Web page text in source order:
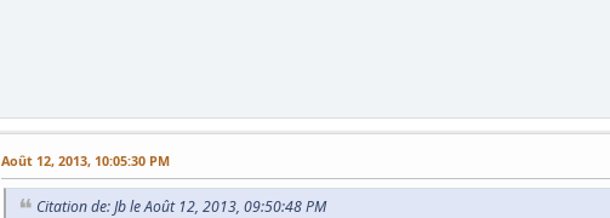
Août 12, 2013, 10:05:30 PM
Citation de: Jb le Août 12, 2013, 09:50:48 PM